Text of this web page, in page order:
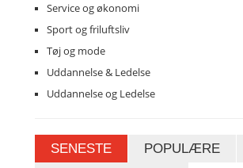
Service og økonomi
Sport og friluftsliv
Tøj og mode
Uddannelse & Ledelse
Uddannelse og Ledelse
SENESTE
POPULÆRE